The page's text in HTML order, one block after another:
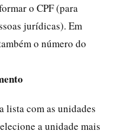
o CPF (para
jurídicas). Em
o número do
lista com as unidades
a unidade mais